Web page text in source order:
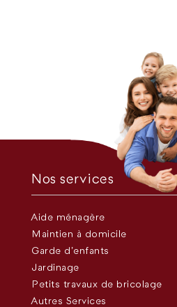
Nos services
Aide ménagère
Maintien à domicile
Garde d’enfants
Jardinage
Petits travaux de bricolage
Autres Services